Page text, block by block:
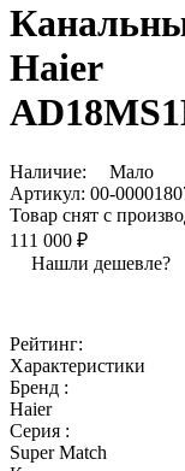
Haier
Наличие:
Мало
Артикул: 00-
Товар снят с
111 000 ₽
Нашли дешевле?
Рейтинг:
Характеристики
Бренд :
Haier
Серия :
Super Match